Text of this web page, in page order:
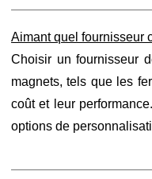
Aimant quel fournisseur
Choisir un fournisseur
magnets, tels que les
coût et leur
options de